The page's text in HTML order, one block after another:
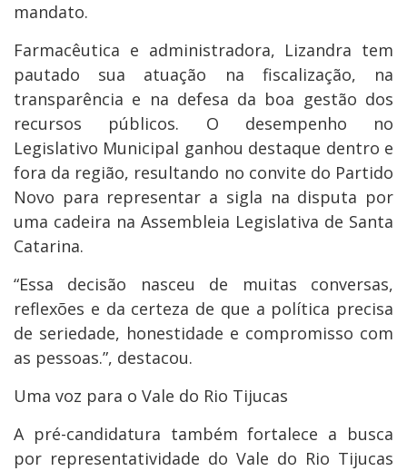
mandato.
Farmacêutica e administradora, Lizandra tem
pautado sua atuação na fiscalização, na
transparência e na defesa da boa gestão dos
recursos públicos. O desempenho no
Legislativo Municipal ganhou destaque dentro e
fora da região, resultando no convite do Partido
Novo para representar a sigla na disputa por
uma cadeira na Assembleia Legislativa de Santa
Catarina.
“Essa decisão nasceu de muitas conversas,
reflexões e da certeza de que a política precisa
de seriedade, honestidade e compromisso com
as pessoas.”, destacou.
Uma voz para o Vale do Rio Tijucas
A pré-candidatura também fortalece a busca
por representatividade do Vale do Rio Tijucas